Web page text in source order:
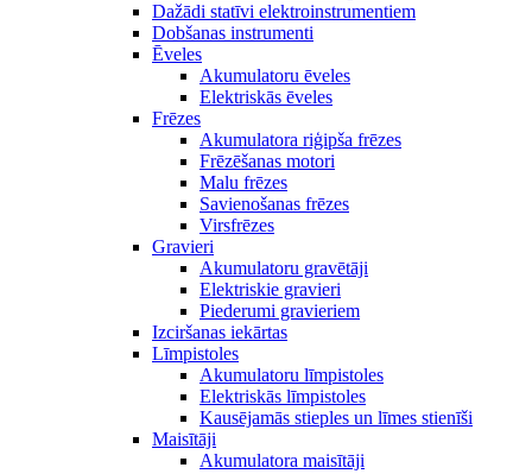
Dažādi statīvi elektroinstrumentiem
Dobšanas instrumenti
Ēveles
Akumulatoru ēveles
Elektriskās ēveles
Frēzes
Akumulatora riģipša frēzes
Frēzēšanas motori
Malu frēzes
Savienošanas frēzes
Virsfrēzes
Gravieri
Akumulatoru gravētāji
Elektriskie gravieri
Piederumi gravieriem
Izciršanas iekārtas
Līmpistoles
Akumulatoru līmpistoles
Elektriskās līmpistoles
Kausējamās stieples un līmes stienīši
Maisītāji
Akumulatora maisītāji